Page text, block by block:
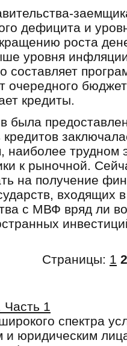
дефицита и
роста
уровня
составляет
очередного
кредиты.
была
трудном
к рыночной.
на получение
с МВФ вряд ли
Страницы: 1 2
Часть 1
спектра
и юридическим